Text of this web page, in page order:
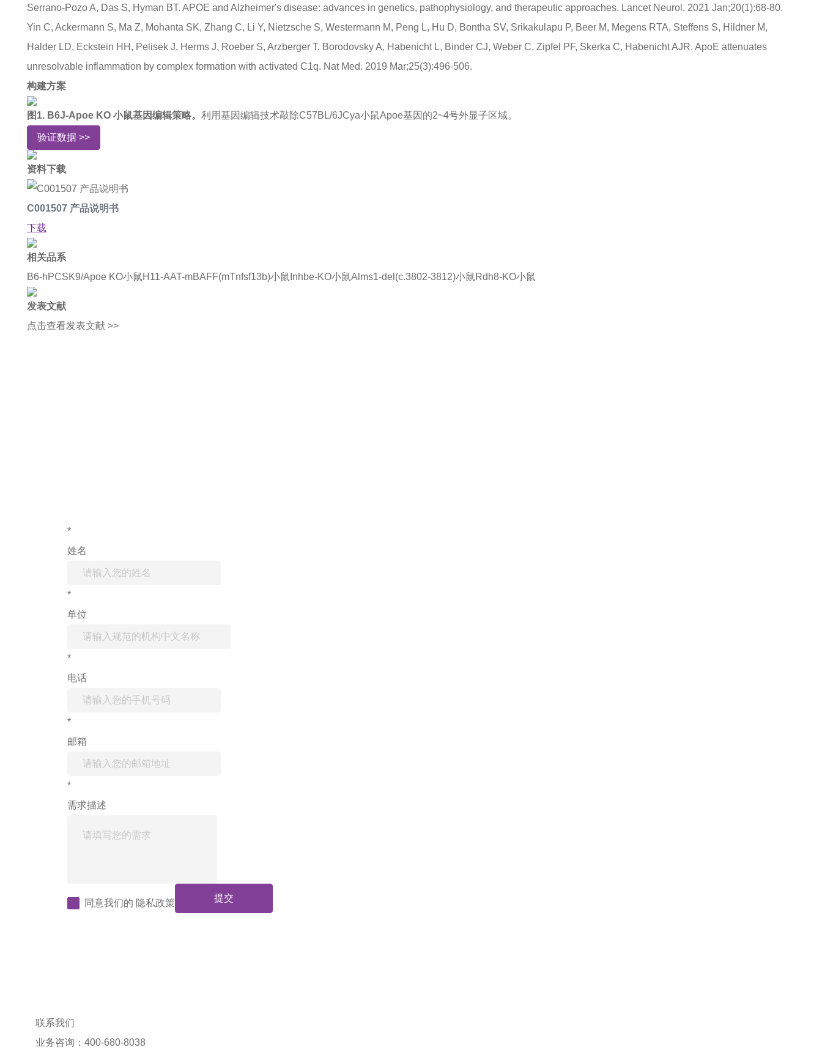
Serrano-Pozo A, Das S, Hyman BT. APOE and Alzheimer's disease: advances in genetics, pathophysiology, and therapeutic approaches. Lancet Neurol. 2021 Jan;20(1):68-80.
Yin C, Ackermann S, Ma Z, Mohanta SK, Zhang C, Li Y, Nietzsche S, Westermann M, Peng L, Hu D, Bontha SV, Srikakulapu P, Beer M, Megens RTA, Steffens S, Hildner M,
Halder LD, Eckstein HH, Pelisek J, Herms J, Roeber S, Arzberger T, Borodovsky A, Habenicht L, Binder CJ, Weber C, Zipfel PF, Skerka C, Habenicht AJR. ApoE attenuates
unresolvable inflammation by complex formation with activated C1q. Nat Med. 2019 Mar;25(3):496-506.
构建方案
图1. B6J-Apoe KO 小鼠基因编辑策略。 利用基因编辑技术敲除C57BL/6JCya小鼠Apoe基因的2~4号外显子区域。
验证数据 >>
资料下载
C001507 产品说明书
下载
相关品系
B6-hPCSK9/Apoe KO小鼠H11-AAT-mBAFF(mTnfsf13b)小鼠 Inhbe-KO小鼠Alms1-del(c.3802-3812)小鼠Rdh8-KO小鼠
发表文献
点击查看发表文献 >>
*
姓名
*
单位
*
电话
*
邮箱
*
需求描述
同意我们的 隐私政策 提交
联系我们
业务咨询：400-680-8038